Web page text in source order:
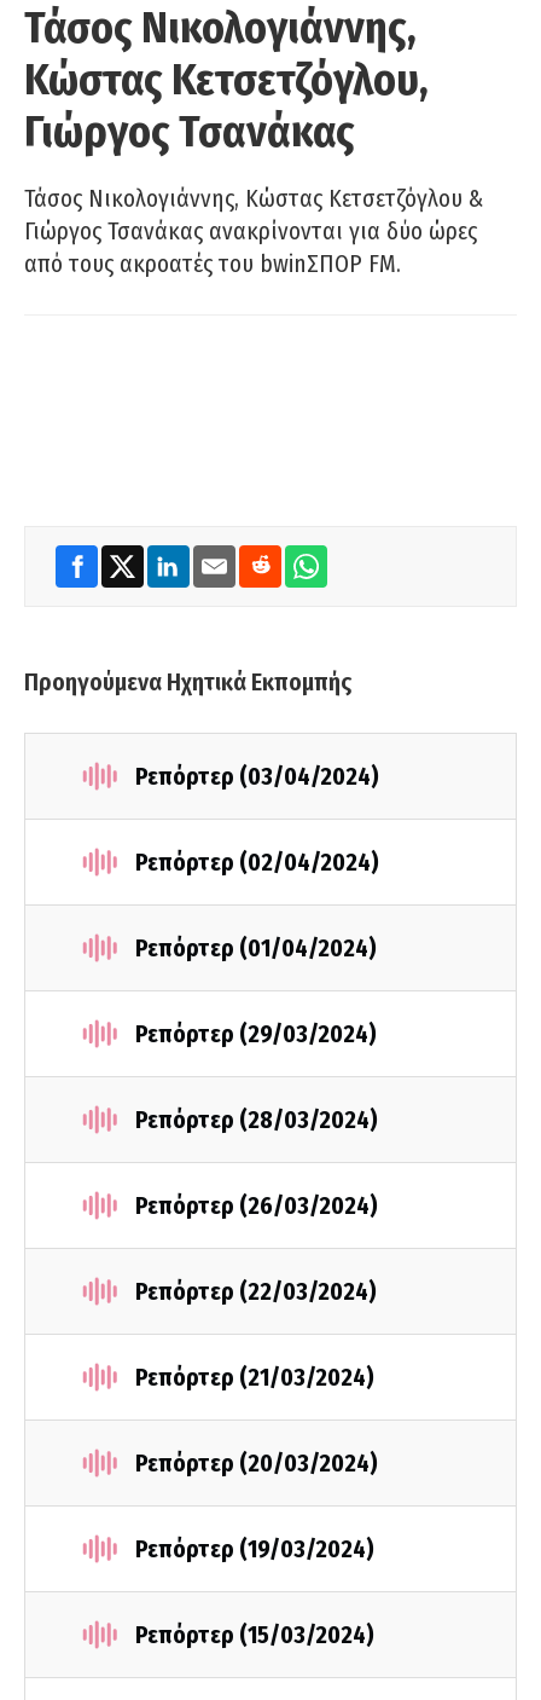
Τάσος Νικολογιάννης,
Κώστας Κετσετζόγλου,
Γιώργος Τσανάκας
Τάσος Νικολογιάννης, Κώστας Κετσετζόγλου &
Γιώργος Τσανάκας ανακρίνονται για δύο ώρες
από τους ακροατές του bwinΣΠΟΡ FM.
Προηγούμενα Ηχητικά Εκπομπής
Ρεπόρτερ (03/04/2024)
Ρεπόρτερ (02/04/2024)
Ρεπόρτερ (01/04/2024)
Ρεπόρτερ (29/03/2024)
Ρεπόρτερ (28/03/2024)
Ρεπόρτερ (26/03/2024)
Ρεπόρτερ (22/03/2024)
Ρεπόρτερ (21/03/2024)
Ρεπόρτερ (20/03/2024)
Ρεπόρτερ (19/03/2024)
Ρεπόρτερ (15/03/2024)